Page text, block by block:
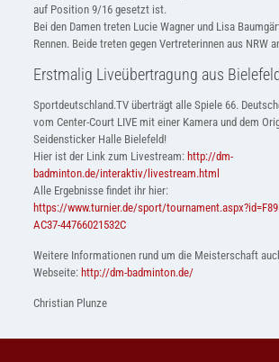
auf Position 9/16 gesetzt ist.
Bei den Damen treten Lucie Wagner und Lisa
Rennen. Beide treten gegen Vertreterinnen aus NRW
Erstmalig Liveübertragung aus
Sportdeutschland.TV überträgt alle Spiele 66.
vom Center-Court LIVE mit einer Kamera und dem
Seidensticker Halle Bielefeld!
Hier ist der Link zum Livestream: http://dm-
badminton.de/interaktiv/livestream.html
Alle Ergebnisse findet ihr hier:
https://www.turnier.de/sport/
AC37-44766021532C
Weitere Informationen rund um die Meisterschaft
Webseite: http://dm-badminton.de/
Christian Plunze